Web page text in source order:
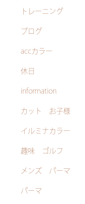
トレーニング
ブログ
accカラー
休日
information
カット お子様
イルミナカラー
趣味 ゴルフ
メンズ パーマ
パーマ